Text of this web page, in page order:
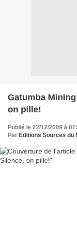
Gatumba
on pille!
Publié le 22/12/2009 à
Par Editions Sources du